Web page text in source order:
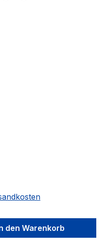
den
den Warenkorb